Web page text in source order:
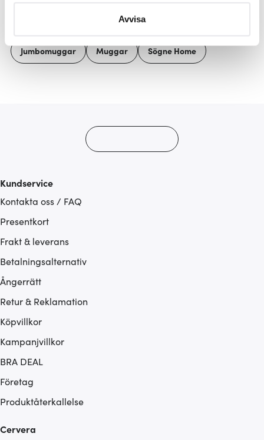
Du kan ändra eller dra tillbaka ditt samtycke när som
Vi använder cookies för att innehållet och annonserna
Avvisa
Jumbomuggar Muggar Sögne Home
Kundservice
Kontakta oss / FAQ
Presentkort
Frakt & leverans
Betalningsalternativ
Ångerrätt
Retur & Reklamation
Köpvillkor
Kampanjvillkor
BRA DEAL
Företag
Produktåterkallelse
Cervera